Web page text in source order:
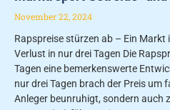
November 22, 2024
Rapspreise stürzen ab – Ein
Verlust in nur drei Tagen Die
Tagen eine bemerkenswerte
nur drei Tagen brach der Preis um
Anleger beunruhigt, sondern auch